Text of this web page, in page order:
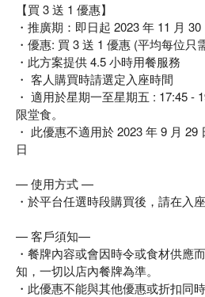
【買 3 送 1 優惠】
・推廣期：即日起 2023 年 11 月 30
・優惠: 買 3 送 1 優惠 (平均每位只
・此方案提供 4.5 小時用餐服務
・ 客人購買時請選定入座時間
・ 適用於星期一至星期五 : 17:45 -
限堂食。
・ 此優惠不適用於 2023 年 9 月
日
— 使用方式 —
・於平台任選時段購買後，請在入
— 客戶須知—
・餐牌內容或會因時令或食材供應
知，一切以店內餐牌為準。
・此優惠不能與其他優惠或折扣同時